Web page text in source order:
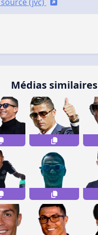
Médias similaires